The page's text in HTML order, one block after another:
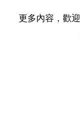
更多內容，歡迎